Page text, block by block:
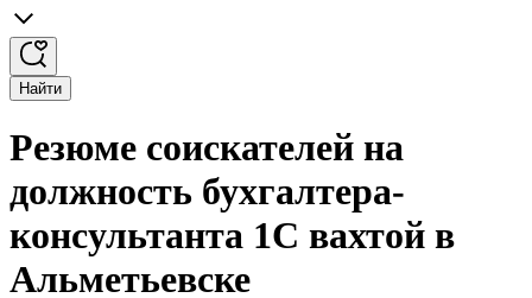
Найти
Резюме соискателей на
должность бухгалтера-
консультанта 1С вахтой в
Альметьевске